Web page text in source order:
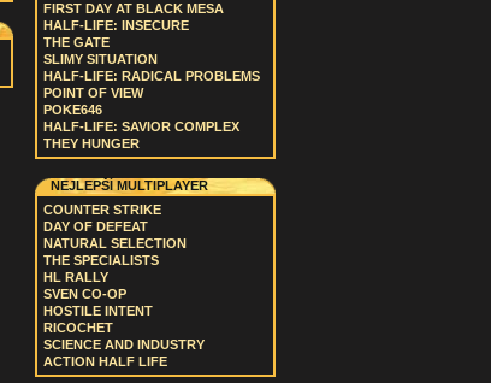
FIRST DAY AT BLACK MESA
HALF-LIFE: INSECURE
THE GATE
SLIMY SITUATION
HALF-LIFE: RADICAL PROBLEMS
POINT OF VIEW
POKE646
HALF-LIFE: SAVIOR COMPLEX
THEY HUNGER
NEJLEPŠÍ MULTIPLAYER
COUNTER STRIKE
DAY OF DEFEAT
NATURAL SELECTION
THE SPECIALISTS
HL RALLY
SVEN CO-OP
HOSTILE INTENT
RICOCHET
SCIENCE AND INDUSTRY
ACTION HALF LIFE